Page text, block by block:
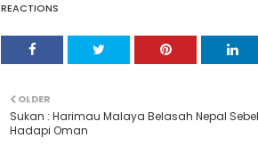
REACTIONS
OLDER
Sukan : Harimau Malaya Belasah Nepal
Hadapi Oman